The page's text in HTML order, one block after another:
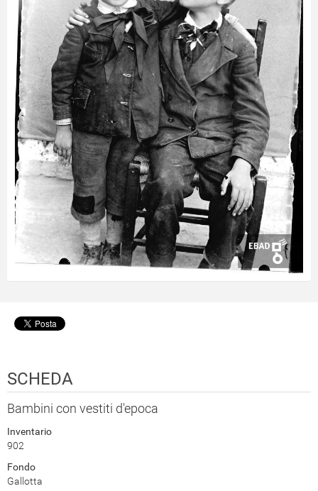
SCHEDA
Bambini con vestiti d'epoca
Inventario
902
Fondo
Gallotta